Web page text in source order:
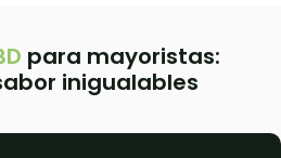
para mayoristas:
inigualables